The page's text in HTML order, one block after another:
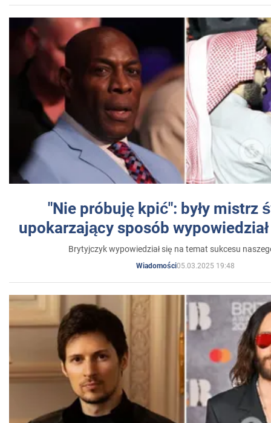
"Nie próbuję kpić": były mistrz
upokarzający sposób
Brytyjczyk wypowiedział się na temat sukcesu
Wiadomości05.03.2025 19:48